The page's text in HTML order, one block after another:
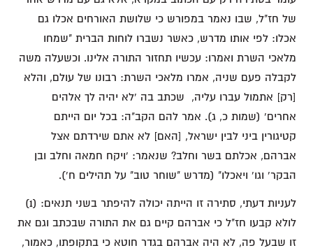
של חז"ל, שבו נאמר במפורש כי שלושת האורחים אכלו גם
אכלו: לפי אותו מדרש, כאשר נשברו לוחות הברית "שמחו
מלאכי השרת ואמרו: עכשיו תחזור התורה אלינו. וכשעלה משה
לקבלה פעם שניה, אמרו מלאכי השרת: רבונו של עולם, והלא
[רק] אתמול עברו עליה, שכתב בה 'לא יהיה לך אלהים
אחרים' (שמות כ, ג). אמר להם הקב"ה: בכל יום הייתם
קטיגורין ביני לבין ישראל, [האם] לא אתם שירדתם אצל
אברהם, אכלתם בשר וחלב? שנאמר: 'ויקח חמאה וחלב ובן
הבקר' וגו' ויאכלו" (מדרש "שוחר טוב" על תהילים ח').
לעניות דעתי, סתירה זו הייתה יכולה להיפתר בשני תנאים: (1)
לולא קבעו חז"ל כי אברהם קיים גם את התורה שבכתב וגם את
זו שבעל פה, לא היה אברהם בגדר חוטא כי בתקופתו, כאמור,